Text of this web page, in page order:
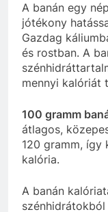
A banán egy
jótékony
Gazdag
és rostban. A
mennyi kalóriát
100 gramm
átlagos,
120 gramm, így
kalória.
A banán